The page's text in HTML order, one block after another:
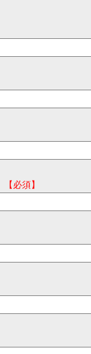
【必須】